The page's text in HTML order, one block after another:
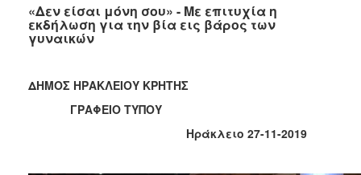
για
Οικονομική
Αδυναμία
Καταστροφές
Κέντρα
«Δεν είσαι μόνη σου» - Με επιτυχία η
εκδήλωση για την βία εις βάρος των
γυναικών
ΔΗΜΟΣ ΗΡΑΚΛΕΙΟΥ ΚΡΗΤΗΣ
ΓΡΑΦΕΙΟ ΤΥΠΟΥ
Ηράκλειο 27-11-2019